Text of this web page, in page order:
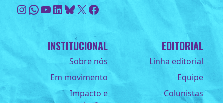
Instagram
WhatsApp
Youtube
LinkedIn
Bluesky
X Facebook
INSTITUCIONAL
Sobre nós
Em movimento
Impacto e
EDITORIAL
Linha editorial
Equipe
Colunistas